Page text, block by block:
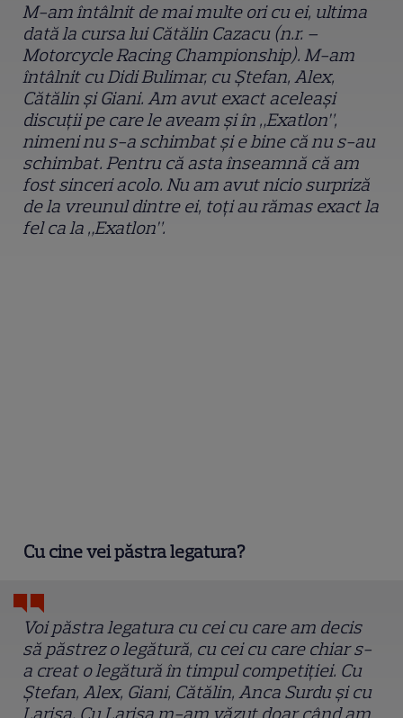
M-am întâlnit de mai multe ori cu ei, ultima
dată la cursa lui Cătălin Cazacu (n.r. –
Motorcycle Racing Championship). M-am
întâlnit cu Didi Bulimar, cu Ștefan, Alex,
Cătălin și Giani. Am avut exact aceleași
discuții pe care le aveam și în „Exatlon”,
nimeni nu s-a schimbat și e bine că nu s-au
schimbat. Pentru că asta înseamnă că am
fost sinceri acolo. Nu am avut nicio surpriză
de la vreunul dintre ei, toți au rămas exact la
fel ca la „Exatlon”.
Cu cine vei păstra legatura?
Voi păstra legatura cu cei cu care am decis
să păstrez o legătură, cu cei cu care chiar s-
a creat o legătură în timpul competiției. Cu
Ștefan, Alex, Giani, Cătălin, Anca Surdu și cu
Larisa. Cu Larisa m-am văzut doar când am